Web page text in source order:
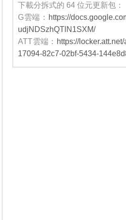
下載分拆式的 64 位元更新包：
G雲端： https://
udjNDSzhQTlN1SXM/
ATT雲端： https://
17094-82c7-02bf-5434-